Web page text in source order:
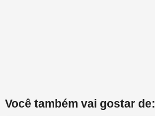
Você também vai gostar de: